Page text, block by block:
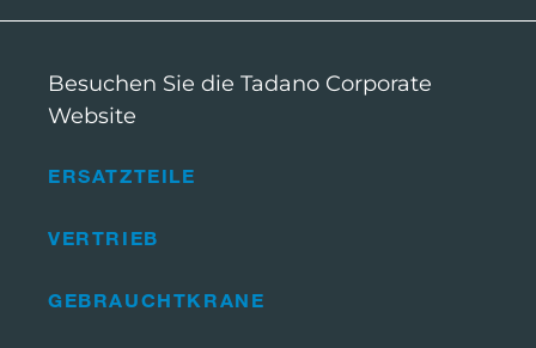
ERSATZTEILE
VERTRIEB
GEBRAUCHTKRANE
Besuchen Sie die Tadano Corporate
Website